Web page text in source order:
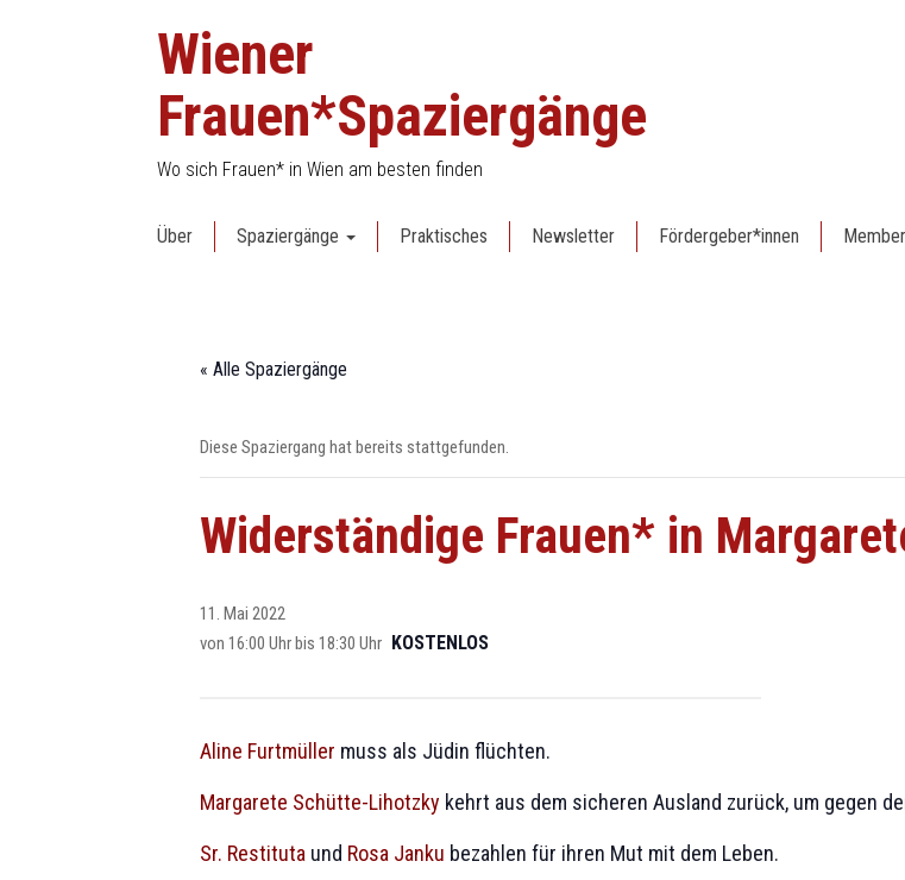
Wiener
Frauen*Spaziergänge
Wo sich Frauen* in Wien am besten finden
Über Spaziergänge Praktisches Newsletter Fördergeber*innen
« Alle Spaziergänge
Diese Spaziergang hat bereits stattgefunden.
Widerständige Frauen* in
11. Mai 2022
von 16:00 Uhrbis 18:30 Uhr KOSTENLOS
Aline Furtmüller muss als Jüdin flüchten.
Margarete Schütte-Lihotzky kehrt aus dem sicheren Ausland zurück, um gegen
Sr. Restituta und Rosa Janku bezahlen für ihren Mut mit dem Leben.